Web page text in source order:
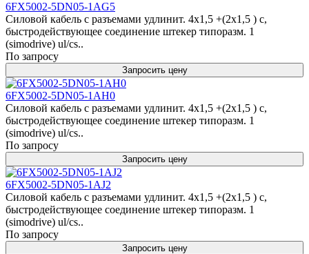
6FX5002-5DN05-1AG5
Силовой кабель с разъемами удлинит. 4x1,5 +(2x1,5 ) c,
быстродействующее соединение штекер типоразм. 1
(simodrive) ul/cs..
По запросу
Запросить цену
6FX5002-5DN05-1AH0
Силовой кабель с разъемами удлинит. 4x1,5 +(2x1,5 ) c,
быстродействующее соединение штекер типоразм. 1
(simodrive) ul/cs..
По запросу
Запросить цену
6FX5002-5DN05-1AJ2
Силовой кабель с разъемами удлинит. 4x1,5 +(2x1,5 ) c,
быстродействующее соединение штекер типоразм. 1
(simodrive) ul/cs..
По запросу
Запросить цену